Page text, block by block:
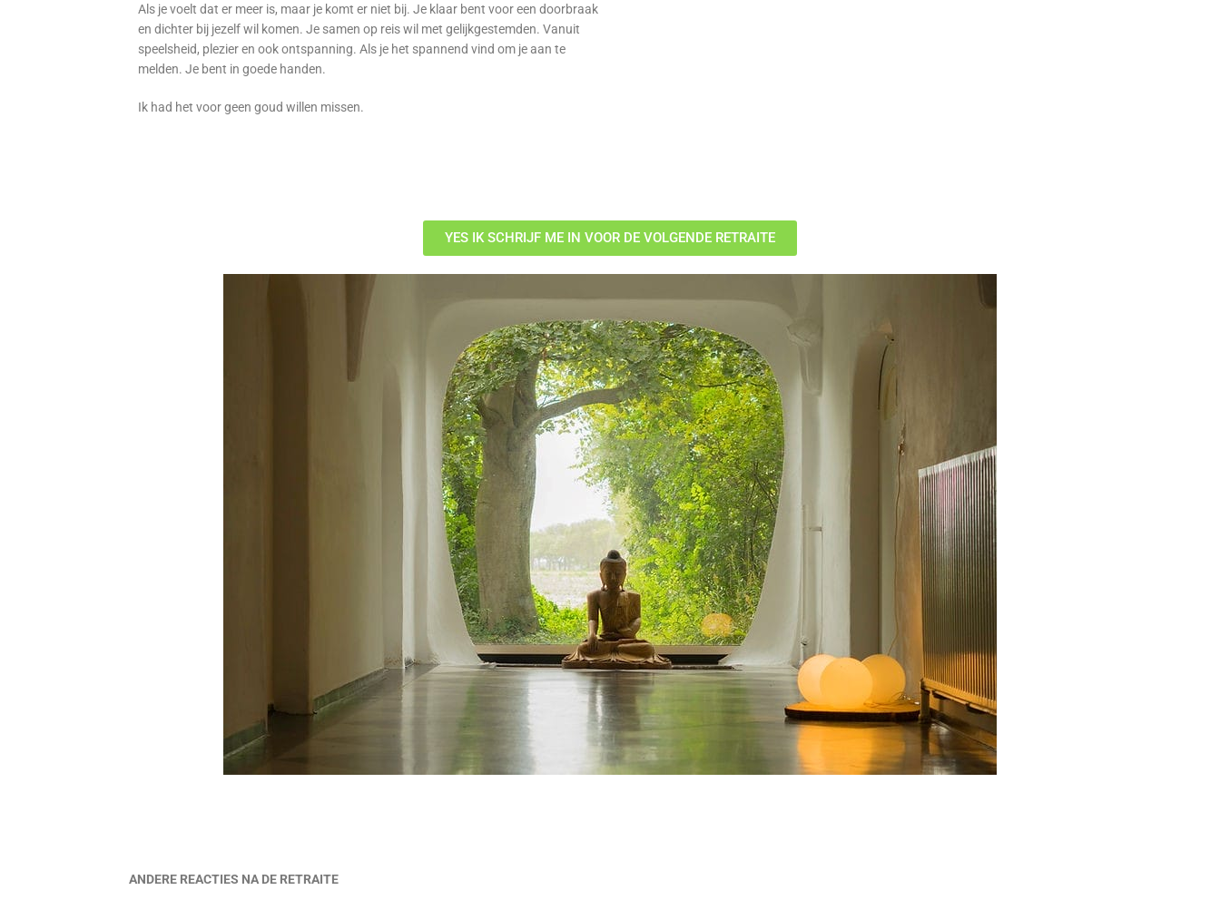
Als je voelt dat er meer is, maar je komt er niet bij. Je klaar bent voor een doorbraak
en dichter bij jezelf wil komen. Je samen op reis wil met gelijkgestemden. Vanuit
speelsheid, plezier en ook ontspanning. Als je het spannend vind om je aan te
melden. Je bent in goede handen.
Ik had het voor geen goud willen missen.
YES IK SCHRIJF ME IN VOOR DE VOLGENDE RETRAITE
ANDERE REACTIES NA DE RETRAITE